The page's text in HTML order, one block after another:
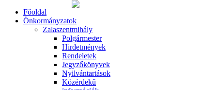
Főoldal
Önkormányzatok
Zalaszentmihály
Polgármester
Hirdetmények
Rendeletek
Jegyzőkönyvek
Nyilvántartások
Közérdekű